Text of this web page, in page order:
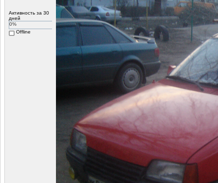
Активность за 30
дней
0%
Offline